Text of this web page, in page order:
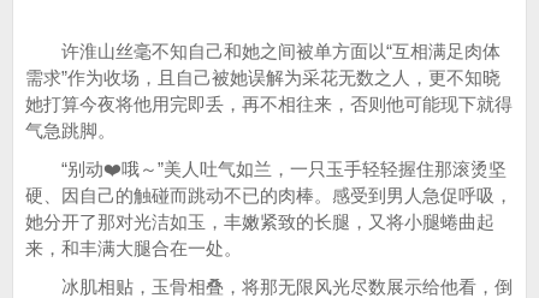
许淮山丝毫不知自己和她之间被单方面以“互相满足肉体
需求”作为收场，且自己被她误解为采花无数之人，更不知晓
她打算今夜将他用完即丢，再不相往来，否则他可能现下就得
气急跳脚。
“别动❤️哦～”美人吐气如兰，一只玉手轻轻握住那滚烫坚
硬、因自己的触碰而跳动不已的肉棒。感受到男人急促呼吸，
她分开了那对光洁如玉，丰嫩紧致的长腿，又将小腿蜷曲起
来，和丰满大腿合在一处。
冰肌相贴，玉骨相叠，将那无限风光尽数展示给他看，倒